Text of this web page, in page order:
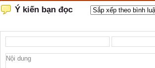
Ý kiến bạn đọc